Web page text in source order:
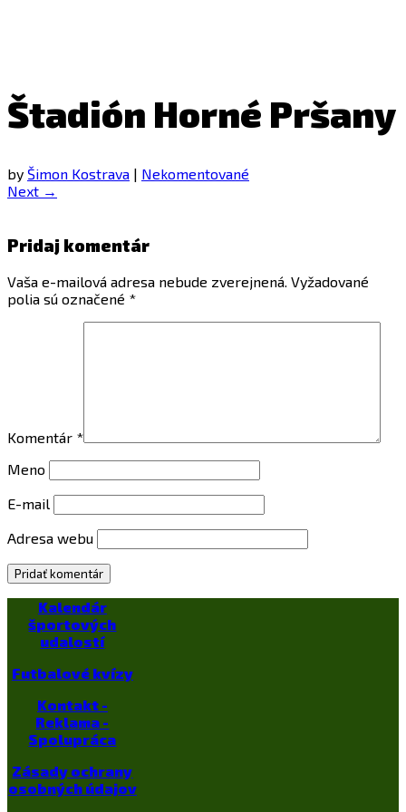
Štadión Horné Pršany
by Šimon Kostrava | Nekomentované
Next →
Pridaj komentár
Vaša e-mailová adresa nebude zverejnená. Vyžadované
polia sú označené *
Komentár *
Meno
E-mail
Adresa webu
Kalendár
športových
udalostí
Futbalové kvízy
Kontakt -
Reklama -
Spolupráca
Zásady ochrany
osobných údajov